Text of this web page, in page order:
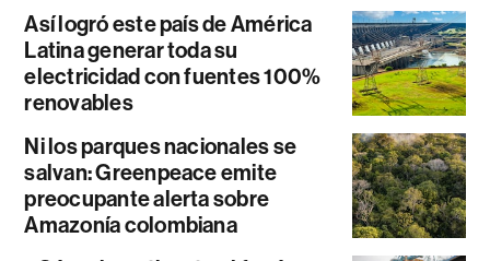
Así logró este país de América
Latina generar toda su
electricidad con fuentes 100%
renovables
Ni los parques nacionales se
salvan: Greenpeace emite
preocupante alerta sobre
Amazonía colombiana